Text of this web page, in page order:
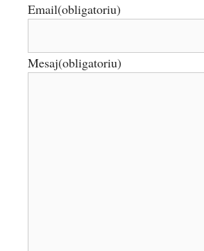
Email(obligatoriu)
Mesaj(obligatoriu)